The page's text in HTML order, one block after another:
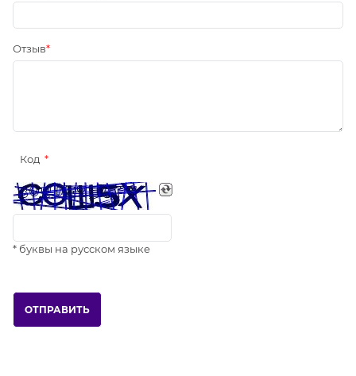
Отзыв
Код
* буквы на русском языке